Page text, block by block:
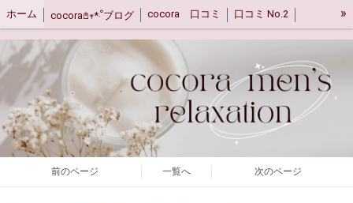
ホーム cocora𖤘𖥧*‧ﹾブログ cocora 口コミ 口コミ No.2
キャンセルポリシー ご案内 アクセス
»
前のページ 一覧へ 次のページ